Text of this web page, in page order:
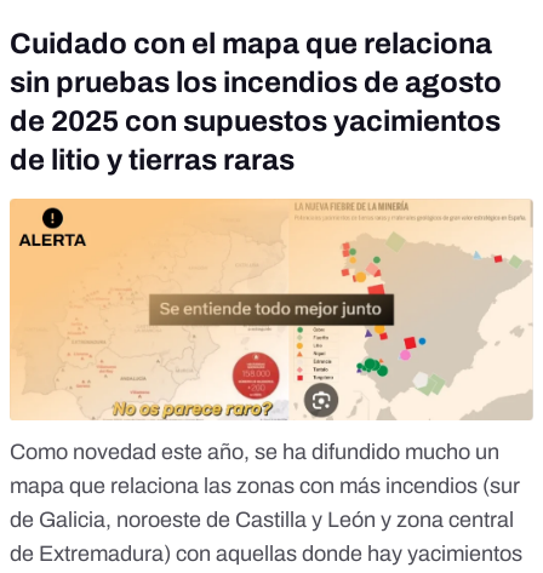
Cuidado con el mapa que relaciona
sin pruebas los incendios de agosto
de 2025 con supuestos yacimientos
de litio y tierras raras
Como novedad este año, se ha difundido mucho un
mapa que relaciona las zonas con más incendios (sur
de Galicia, noroeste de Castilla y León y zona central
de Extremadura) con aquellas donde hay yacimientos